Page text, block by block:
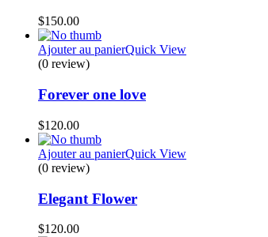
$150.00
Ajouter au panierQuick View
(0 review)
Forever one love
$120.00
Ajouter au panierQuick View
(0 review)
Elegant Flower
$120.00